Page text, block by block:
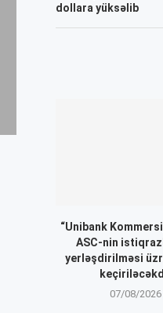
dollara yüksəlib
“Unibank
ASC-nin
yerləşdirilməsi
07/08/2026